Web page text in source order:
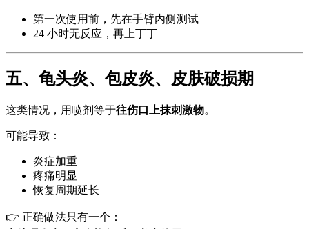
第一次使用前，先在手臂内侧测试
24 小时无反应，再上丁丁
五、龟头炎、包皮炎、皮肤破损期
这类情况，用喷剂等于往伤口上抹刺激物。
可能导致：
炎症加重
疼痛明显
恢复周期延长
👉 正确做法只有一个：